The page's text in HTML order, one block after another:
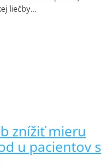
liečby...
znížiť mieru
u pacientov s